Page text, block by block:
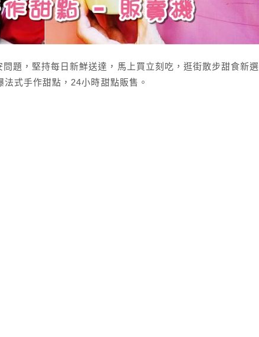
題，堅持每日新鮮送達，馬上買立刻吃，逛街散步甜食新選
式手作甜點，24小時甜點販售。